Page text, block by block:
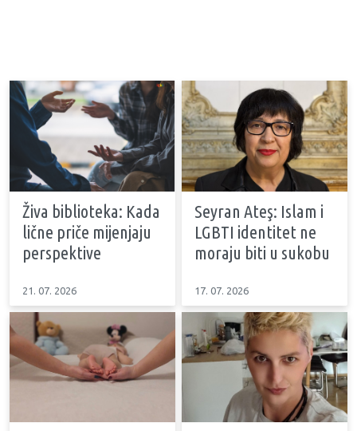
Živa biblioteka: Kada
lične priče mijenjaju
perspektive
21. 07. 2026
Seyran Ateş: Islam i
LGBTI identitet ne
moraju biti u sukobu
17. 07. 2026